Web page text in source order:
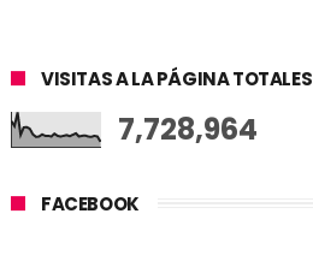
VISITAS A LA PÁGINA TOTALES
7,728,964
FACEBOOK